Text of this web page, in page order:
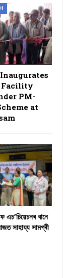
Inaugurates
Facility
PM-
at
এচ’চিয়েচনৰ বানে
সাহায্য সামগ্ৰী